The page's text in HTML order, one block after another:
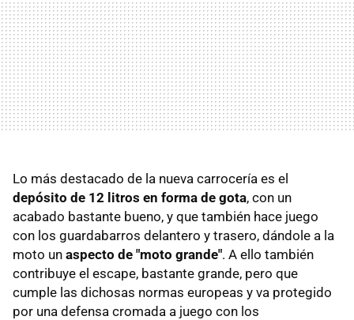
Lo más destacado de la nueva carrocería es el
depósito de 12 litros en forma de gota, con un
acabado bastante bueno, y que también hace juego
con los guardabarros delantero y trasero, dándole a la
moto un aspecto de "moto grande". A ello también
contribuye el escape, bastante grande, pero que
cumple las dichosas normas europeas y va protegido
por una defensa cromada a juego con los